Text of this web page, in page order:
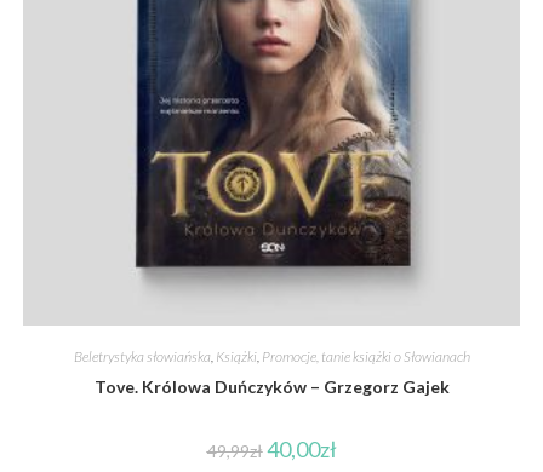
Beletrystyka słowiańska Książki, Promocje, tanie książki o Słowianach
Tove. Królowa Duńczyków – Grzegorz Gajek
49,99zł 40,00zł